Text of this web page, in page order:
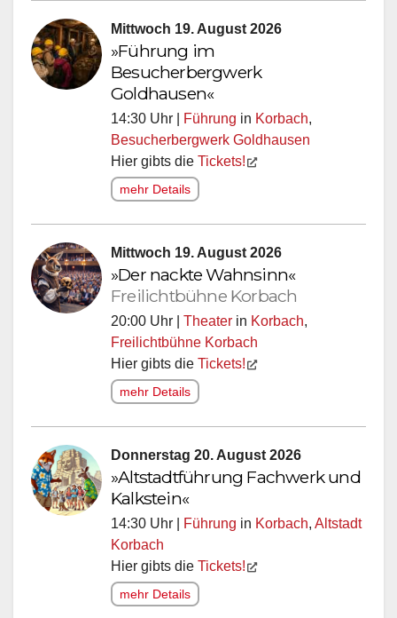
Mittwoch 19. August 2026
»Führung im
Besucherbergwerk
Goldhausen«
14:30 Uhr | Führung in Korbach,
Besucherbergwerk Goldhausen
Hier gibts die Tickets!
mehr Details
Mittwoch 19. August 2026
»Der nackte Wahnsinn«
Freilichtbühne Korbach
20:00 Uhr | Theater in Korbach,
Freilichtbühne Korbach
Hier gibts die Tickets!
mehr Details
Donnerstag 20. August 2026
»Altstadtführung Fachwerk und
Kalkstein«
14:30 Uhr | Führung in Korbach, Altstadt
Korbach
Hier gibts die Tickets!
mehr Details